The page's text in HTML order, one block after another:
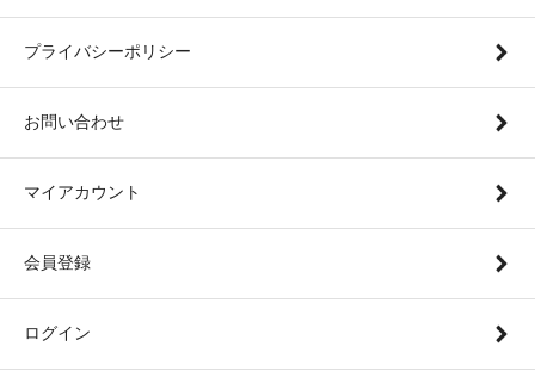
プライバシーポリシー
お問い合わせ
マイアカウント
会員登録
ログイン